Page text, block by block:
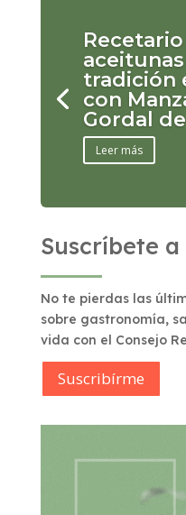
tradición
con
Gordal
Leer más
Suscríbete
No te pierdas las
sobre gastronomía,
vida con el Consejo
Suscribírme